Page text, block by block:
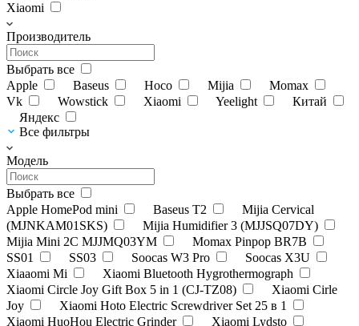
Xiaomi
Производитель
Выбрать все
Apple
Baseus Hoco Mijia
Momax
Vk
Wowstick Xiaomi Yeelight
Китай
Яндекс
Все фильтры
Модель
Выбрать все
Apple HomePod mini
Baseus T2
Mijia Cervical
(MJNKAM01SKS)
Mijia Humidifier 3 (MJJSQ07DY)
Mijia Mini 2C MJJMQ03YM
Momax Pinpop BR7B
SS01
SS03 Soocas W3 Pro
Soocas X3U
Xiaaomi Mi
Xiaomi Bluetooth Hygrothermograph
Xiaomi Circle Joy Gift Box 5 in 1 (CJ-TZ08)
Xiaomi Cirle
Joy
Xiaomi Hoto Electric Screwdriver Set 25 в 1
Xiaomi HuoHou Electric Grinder
Xiaomi Lydsto